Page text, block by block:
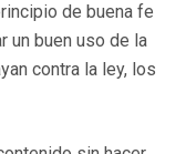
de buena fe
un buen uso de la
contra la ley, los